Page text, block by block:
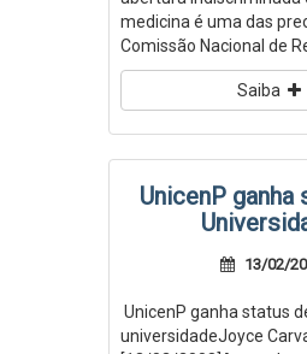
medicina é uma das
Comissão Nacional de
Saiba
UnicenP ganha
13/02/
UnicenP ganha status
universidadeJoyce